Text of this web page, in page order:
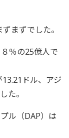
まずでした。
％の25億人で
ドル、アジ
た。
ル（DAP）は